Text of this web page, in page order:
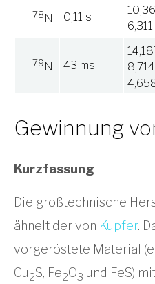
78 Ni 0,11 s
79 Ni 43 ms
Gewinnung
Kurzfassung
Die großtechnische
ähnelt der von Kupfer.
vorgeröstete Material
Cu2S, Fe2O3 und FeS)